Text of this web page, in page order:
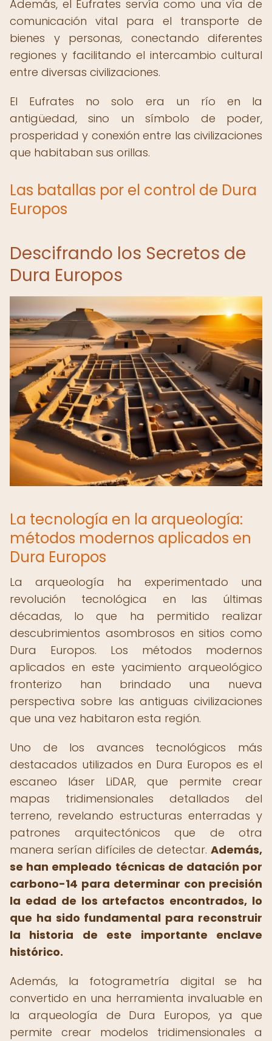
Además, el Eufrates servía como una vía de
comunicación vital para el transporte de
bienes y personas, conectando diferentes
regiones y facilitando el intercambio cultural
entre diversas civilizaciones.
El Eufrates no solo era un río en la
antigüedad, sino un símbolo de poder,
prosperidad y conexión entre las civilizaciones
que habitaban sus orillas.
Las batallas por el control de Dura
Europos
Descifrando los Secretos de
Dura Europos
La tecnología en la arqueología:
métodos modernos aplicados en
Dura Europos
La arqueología ha experimentado una
revolución tecnológica en las últimas
décadas, lo que ha permitido realizar
descubrimientos asombrosos en sitios como
Dura Europos. Los métodos modernos
aplicados en este yacimiento arqueológico
fronterizo han brindado una nueva
perspectiva sobre las antiguas civilizaciones
que una vez habitaron esta región.
Uno de los avances tecnológicos más
destacados utilizados en Dura Europos es el
escaneo láser LiDAR, que permite crear
mapas tridimensionales detallados del
terreno, revelando estructuras enterradas y
patrones arquitectónicos que de otra
manera serían difíciles de detectar. Además,
se han empleado técnicas de datación por
carbono-14 para determinar con precisión
la edad de los artefactos encontrados, lo
que ha sido fundamental para reconstruir
la historia de este importante enclave
histórico.
Además, la fotogrametría digital se ha
convertido en una herramienta invaluable en
la arqueología de Dura Europos, ya que
permite crear modelos tridimensionales a